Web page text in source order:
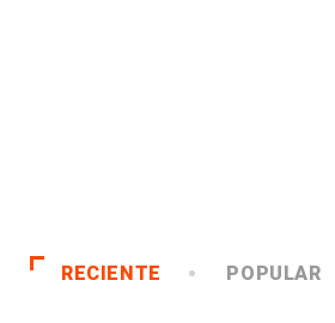
RECIENTE POPULAR